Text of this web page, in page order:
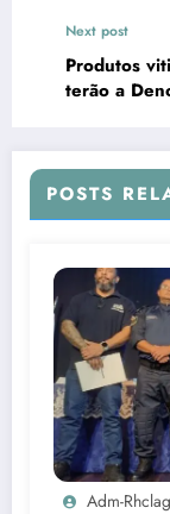
Next post
Produtos
terão a
POSTS
Adm-